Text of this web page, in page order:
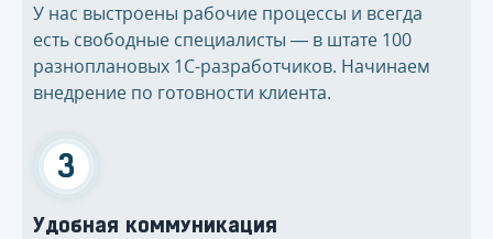
У нас выстроены рабочие процессы и всегда
есть свободные специалисты — в штате 100
разноплановых 1С-разработчиков. Начинаем
внедрение по готовности клиента.
3
Удобная коммуникация